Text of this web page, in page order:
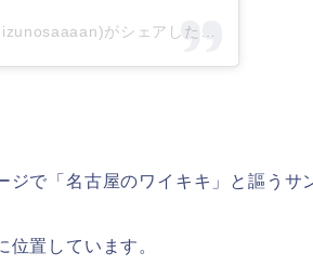
水。さん(@mizunosaaaan)がシェアした投稿
ジで「名古屋のワイキキ」と謳うサ
位置しています。